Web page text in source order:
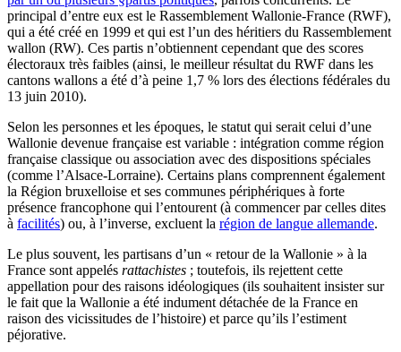
principal d’entre eux est le Rassemblement Wallonie-France (RWF),
qui a été créé en 1999 et qui est l’un des héritiers du Rassemblement
wallon (RW). Ces partis n’obtiennent cependant que des scores
électoraux très faibles (ainsi, le meilleur résultat du RWF dans les
cantons wallons a été d’à peine 1,7 % lors des élections fédérales du
13 juin 2010).
Selon les personnes et les époques, le statut qui serait celui d’une
Wallonie devenue française est variable : intégration comme région
française classique ou association avec des dispositions spéciales
(comme l’Alsace-Lorraine). Certains plans comprennent également
la Région bruxelloise et ses communes périphériques à forte
présence francophone qui l’entourent (à commencer par celles dites
à facilités) ou, à l’inverse, excluent la région de langue allemande.
Le plus souvent, les partisans d’un « retour de la Wallonie » à la
France sont appelés rattachistes ; toutefois, ils rejettent cette
appellation pour des raisons idéologiques (ils souhaitent insister sur
le fait que la Wallonie a été indument détachée de la France en
raison des vicissitudes de l’histoire) et parce qu’ils l’estiment
péjorative.